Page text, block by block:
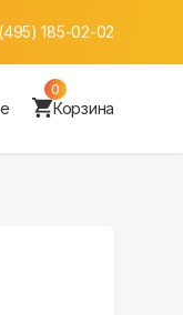
185-02-02
0
Корзина